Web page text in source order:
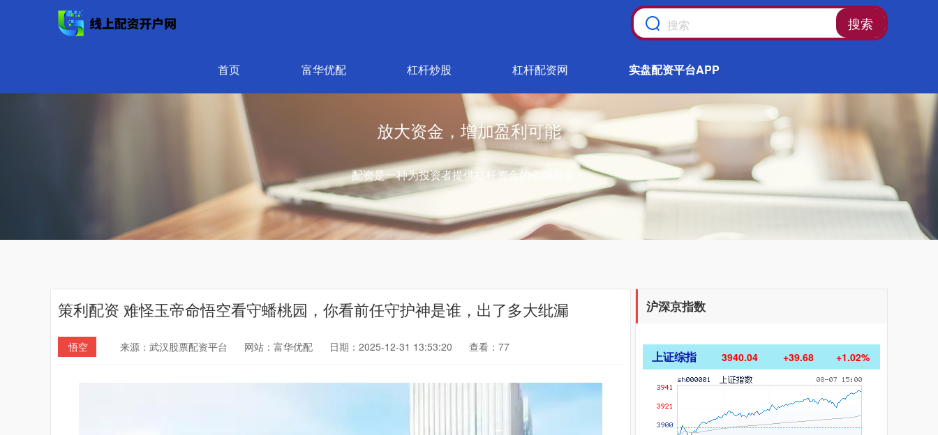
搜索
首页 富华优配 杠杆炒股 杠杆配资网 实盘配资平台APP
放大资金，增加盈利可能
配资是一种为投资者提供杠杆资金的金融服务！
策利配资 难怪玉帝命悟空看守蟠桃园，你看前任守护神是谁，出了多大纰漏
悟空 来源：武汉股票配资平台 网站：富华优配 日期：2025-12-31 13:53:20 查看：77
沪深京指数
上证综指 3940.04 +39.68 +1.02%